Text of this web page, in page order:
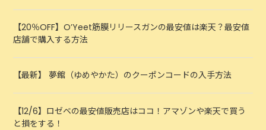
【20％OFF】O’Yeet筋膜リリースガンの最安値は楽天？最安値
店舗で購入する方法
【最新】 夢館（ゆめやかた）のクーポンコードの入手方法
【12/6】ロゼベの最安値販売店はココ！アマゾンや楽天で買う
と損をする！